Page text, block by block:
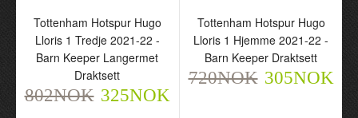
Frankrike Hugo Lloris 1
Hjemme VM 2022 - Barn
Tottenham Hotspur Hugo
Lloris 1 Tredje 2021-22 -
Barn Keeper Langermet
Draktsett
802NOK 325NOK
Tottenham Hotspur Hugo
Lloris 1 Hjemme 2021-22 -
Barn Keeper Draktsett
720NOK 305NOK